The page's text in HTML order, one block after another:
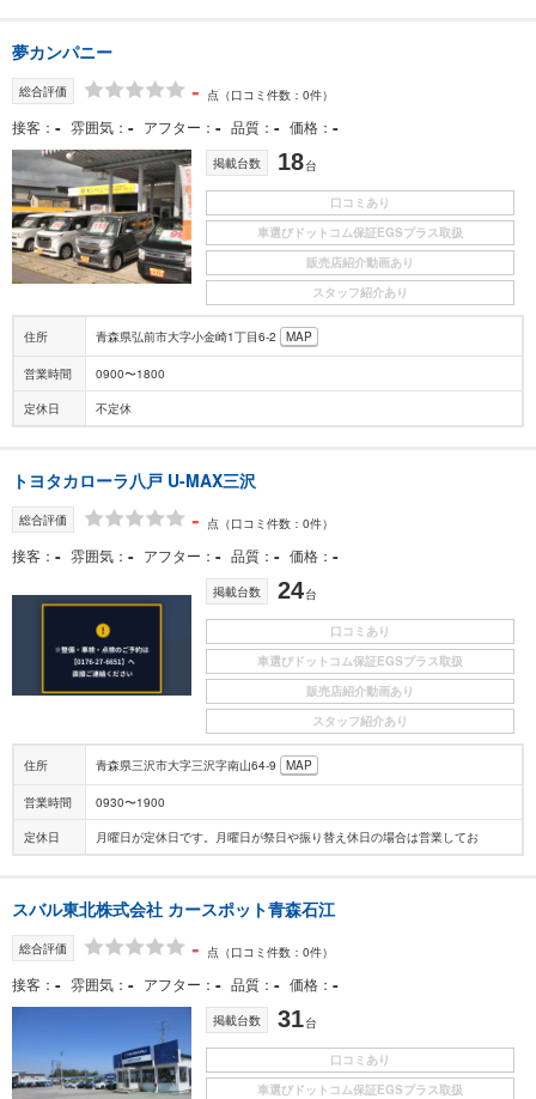
夢カンパニー
総合評価 - 点 （口コミ件数：0件）
接客 - 雰囲気 - アフター - 品質 - 価格 -
掲載台数 18台
口コミあり
車選びドットコム保証EGSプラス取扱
販売店紹介動画あり
スタッフ紹介あり
住所 青森県弘前市大字小金崎1丁目6-2 MAP
営業時間 0900〜1800
定休日 不定休
トヨタカローラ八戸 U-MAX三沢
総合評価 - 点 （口コミ件数：0件）
接客 - 雰囲気 - アフター - 品質 - 価格 -
掲載台数 24台
口コミあり
車選びドットコム保証EGSプラス取扱
販売店紹介動画あり
スタッフ紹介あり
住所 青森県三沢市大字三沢字南山64-9 MAP
営業時間 0930〜1900
定休日 月曜日が定休日です。月曜日が祭日や振り替え休日の場合は営業してお
スバル東北株式会社 カースポット青森石江
総合評価 - 点 （口コミ件数：0件）
接客 - 雰囲気 - アフター - 品質 - 価格 -
掲載台数 31台
口コミあり
車選びドットコム保証EGSプラス取扱